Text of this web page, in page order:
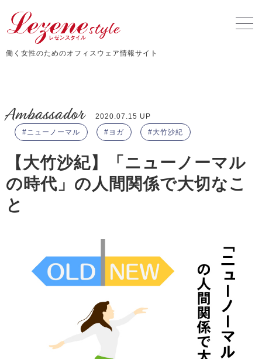
働く女性のためのオフィスウェア情報サイト
Ambassador
2020.07.15 UP
ニューノーマル
ヨガ 大竹沙紀
【大竹沙紀】「ニューノーマル
の時代」の人間関係で大切なこ
と